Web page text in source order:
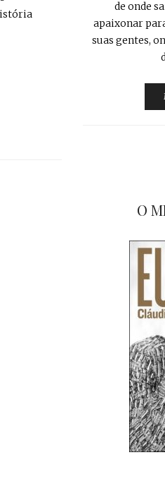
de onde
apaixonar
suas gentes,
O